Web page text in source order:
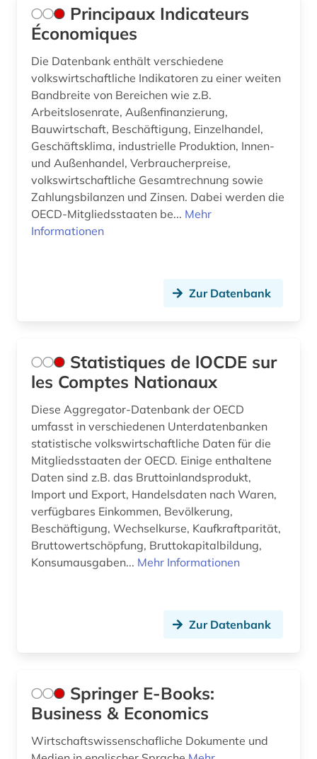
Principaux Indicateurs
Économiques
Die Datenbank enthält verschiedene
volkswirtschaftliche Indikatoren zu einer weiten
Bandbreite von Bereichen wie z.B.
Arbeitslosenrate, Außenfinanzierung,
Bauwirtschaft, Beschäftigung, Einzelhandel,
Geschäftsklima, industrielle Produktion, Innen-
und Außenhandel, Verbraucherpreise,
volkswirtschaftliche Gesamtrechnung sowie
Zahlungsbilanzen und Zinsen. Dabei werden die
OECD-Mitgliedsstaaten be... Mehr
Informationen
Zur Datenbank
Statistiques de lOCDE sur
les Comptes Nationaux
Diese Aggregator-Datenbank der OECD
umfasst in verschiedenen Unterdatenbanken
statistische volkswirtschaftliche Daten für die
Mitgliedsstaaten der OECD. Einige enthaltene
Daten sind z.B. das Bruttoinlandsprodukt,
Import und Export, Handelsdaten nach Waren,
verfügbares Einkommen, Bevölkerung,
Beschäftigung, Wechselkurse, Kaufkraftparität,
Bruttowertschöpfung, Bruttokapitalbildung,
Konsumausgaben... Mehr Informationen
Zur Datenbank
Springer E-Books:
Business & Economics
Wirtschaftswissenschafliche Dokumente und